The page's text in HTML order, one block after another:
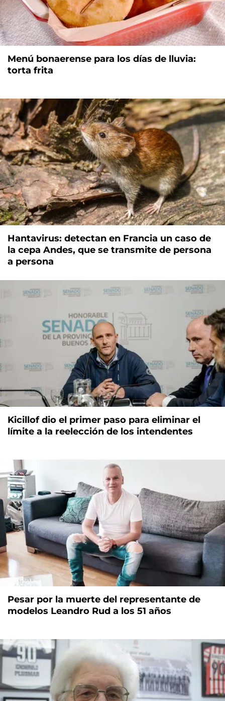
Menú bonaerense para los días de lluvia:
torta frita
Hantavirus: detectan en Francia un caso de
la cepa Andes, que se transmite de persona
a persona
Kicillof dio el primer paso para eliminar el
límite a la reelección de los intendentes
Pesar por la muerte del representante de
modelos Leandro Rud a los 51 años